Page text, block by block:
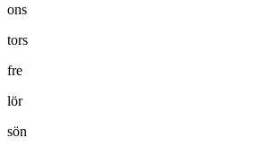
ons
tors
fre
lör
sön